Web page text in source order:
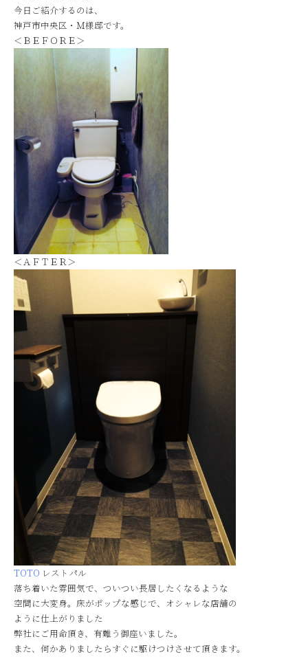
今日ご紹介するのは、
神戸市中央区・Ｍ様邸です。
＜ＢＥＦＯＲＥ＞
＜ＡＦＴＥＲ＞
TOTO レストパル
落ち着いた雰囲気で、ついつい長居したくなるような
空間に大変身。床がポップな感じで、オシャレな店舗の
ように仕上がりました
弊社にご用命頂き、有難う御座いました。
また、何かありましたらすぐに駆けつけさせて頂きます。